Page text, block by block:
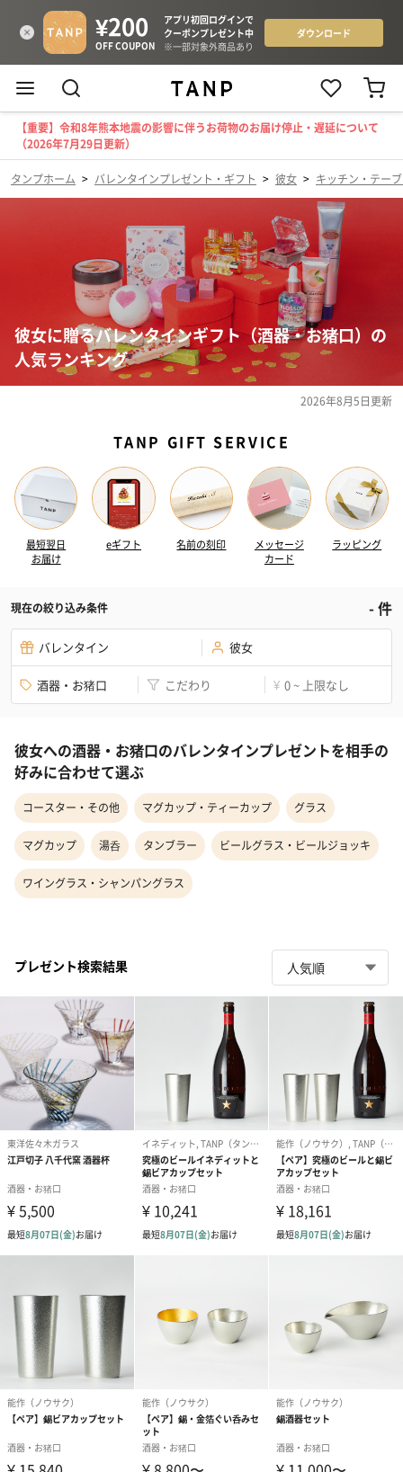
【重要】令和8年熊本地震の影響に伴うお荷物のお届け停止・遅延について
（2026年7月29日更新）
タンプホーム > バレンタインプレゼント・ギフト > 彼女 > キッチン・テー
彼女に贈るバレンタインギフト（酒器・お猪口）の
人気ランキング
2026年8月5日更新
TANP GIFT SERVICE
最短翌日
お届け
eギフト 名前の刻印
メッセージ
カード
ラッピング
現在の絞り込み条件 -件
バレンタイン 彼女
酒器・お猪口 こだわり ¥ 0 ~ 上限なし
彼女への酒器・お猪口のバレンタインプレゼントを相手の
好みに合わせて選ぶ
コースター・その他 マグカップ・ティーカップ グラス
マグカップ 湯呑 タンブラー ビールグラス・ビールジョッキ
ワイングラス・シャンパングラス
プレゼント検索結果